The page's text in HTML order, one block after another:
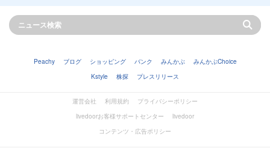
Peachy ブログ ショッピング バンク みんかぶ
みんかぶChoice
Kstyle
株探 プレスリリース
運営会社 利用規約
プライバシーポリシー
livedoorお客様サポートセンター
livedoor
コンテンツ・広告ポリシー